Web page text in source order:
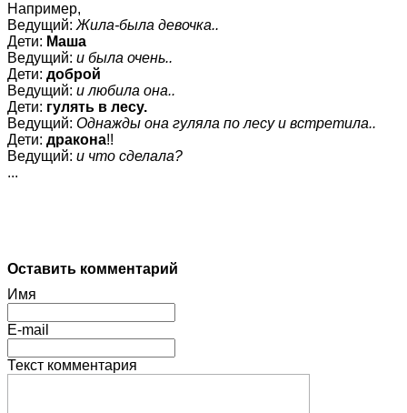
Например,
Ведущий: Жила-была девочка..
Дети: Маша
Ведущий: и была очень..
Дети: доброй
Ведущий: и любила она..
Дети: гулять в лесу.
Ведущий: Однажды она гуляла по лесу и встретила..
Дети: дракона!!
Ведущий: и что сделала?
...
Оставить комментарий
Имя
E-mail
Текст комментария